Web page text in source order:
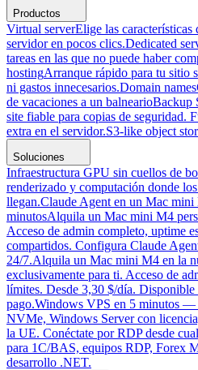
Productos
Virtual serverElige las características
servidor en pocos clics.Dedicated
tareas en las que no puede haber
hostingArranque rápido para tu sitio
ni gastos innecesarios.Domain names
de vacaciones a un balnearioBackup
site fiable para copias de seguridad.
extra en el servidor.S3-like object
Soluciones
Infraestructura GPU sin cuellos de
renderizado y computación donde
llegan.Claude Agent en un Mac
minutosAlquila un Mac mini M4
Acceso de admin completo, uptime
compartidos. Configura Claude
24/7.Alquila un Mac mini M4 en la
exclusivamente para ti. Acceso de
límites. Desde 3,30 $/día. Disponible
pago.Windows VPS en 5 minutos —
NVMe, Windows Server con
la UE. Conéctate por RDP desde
para 1C/BAS, equipos RDP, Forex
desarrollo .NET.